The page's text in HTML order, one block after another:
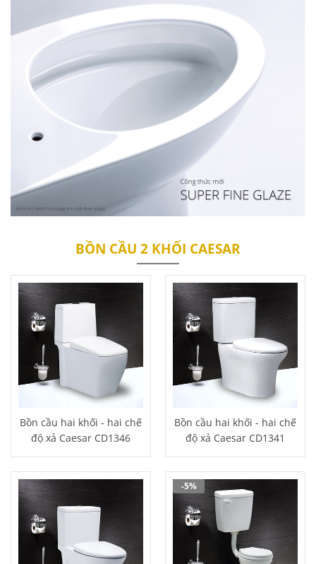
BỒN CẦU 2 KHỐI CAESAR
Bồn cầu hai khối - hai chế
độ xả Caesar CD1346
Bồn cầu hai khối - hai chế
độ xả Caesar CD1341
-5%